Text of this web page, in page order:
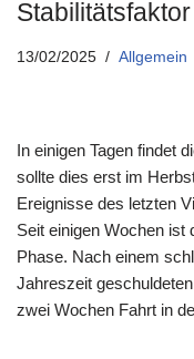
13/02/2025 Allgemein
In einigen Tagen findet
sollte dies erst im
Ereignisse des letzten
Seit einigen Wochen ist
Phase. Nach einem
Jahreszeit
zwei Wochen Fahrt in